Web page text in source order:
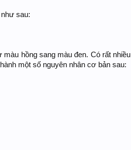
sau:
hồng sang màu đen. Có rất nhiều
một số nguyên nhân cơ bản sau: